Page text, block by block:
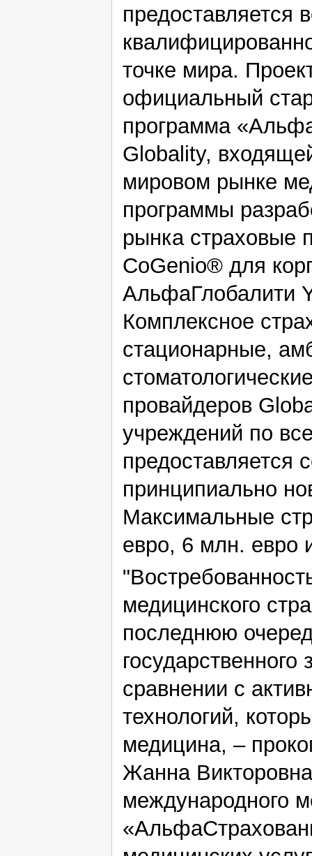
предоставляется
точке мира.
официальный
программа
Globality,
мировом рынке
программы
рынка страховые
CoGenio® для
АльфаГлобалити
Комплексное
стационарные,
провайдеров
учреждений по
предоставляется
принципиально
Максимальные
евро, 6 млн. евро
медицинского
последнюю
сравнении с
технологий,
медицина, –
Жанна
международного